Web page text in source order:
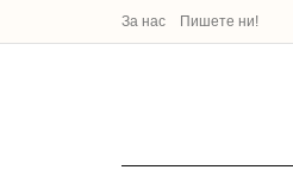
За нас Пишете ни!